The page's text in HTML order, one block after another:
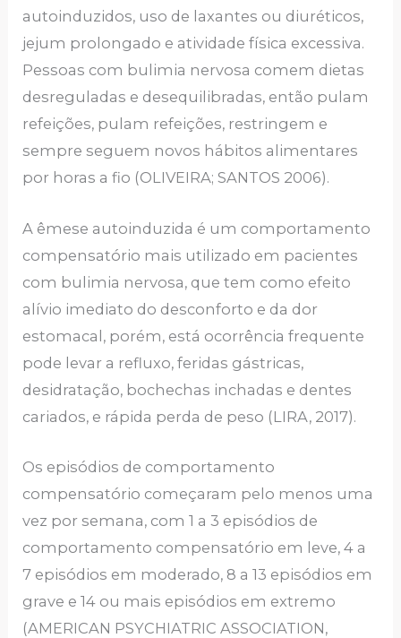
autoinduzidos, uso de laxantes ou diuréticos,
jejum prolongado e atividade física excessiva.
Pessoas com bulimia nervosa comem dietas
desreguladas e desequilibradas, então pulam
refeições, pulam refeições, restringem e
sempre seguem novos hábitos alimentares
por horas a fio (OLIVEIRA; SANTOS 2006).
A êmese autoinduzida é um comportamento
compensatório mais utilizado em pacientes
com bulimia nervosa, que tem como efeito
alívio imediato do desconforto e da dor
estomacal, porém, está ocorrência frequente
pode levar a refluxo, feridas gástricas,
desidratação, bochechas inchadas e dentes
cariados, e rápida perda de peso (LIRA, 2017).
Os episódios de comportamento
compensatório começaram pelo menos uma
vez por semana, com 1 a 3 episódios de
comportamento compensatório em leve, 4 a
7 episódios em moderado, 8 a 13 episódios em
grave e 14 ou mais episódios em extremo
(AMERICAN PSYCHIATRIC ASSOCIATION,